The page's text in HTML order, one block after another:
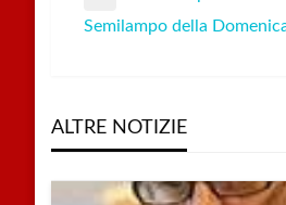
Post
Semilampo della
ALTRE NOTIZIE